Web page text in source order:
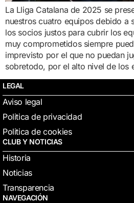
La Lliga Catalana de 2025 se
nuestros cuatro equipos debido a
los socios justos para cubrir los
muy comprometidos siempre
imprevisto por el que no puedan
sobretodo, por el alto nivel de los
LEGAL
Aviso legal
Politica de privacidad
Politica de cookies
CLUB Y NOTICIAS
Historia
Noticias
Transparencia
NAVEGACIÓN